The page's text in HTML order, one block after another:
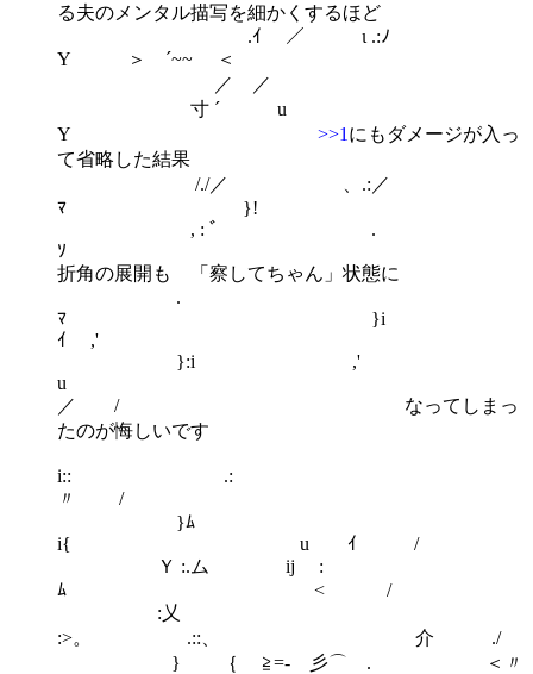
る夫のメンタル描写を細かくするほど
.ｲ ／ ι .:ﾉ
Y ＞ ´~~ ＜
／ ／
寸 ´ u
Y >>1 にもダメージが入っ
て省略した結果
/./／ 、.:／
ﾏ }!
, : ﾞ .
折角の展開も 「察してちゃん」状態に
.
ﾏ
ｲ ,'
}:i ,'
u
／ / なってしまっ
たのが悔しいです
i:: .:
〃 /
}ﾑ
i{ u ｲ /
Ｙ :.ム ij :
ﾑ < /
:乂
:>。 .::、 介 ./
} ｛ ≧=‐ 彡⌒ゝ. ＜〃